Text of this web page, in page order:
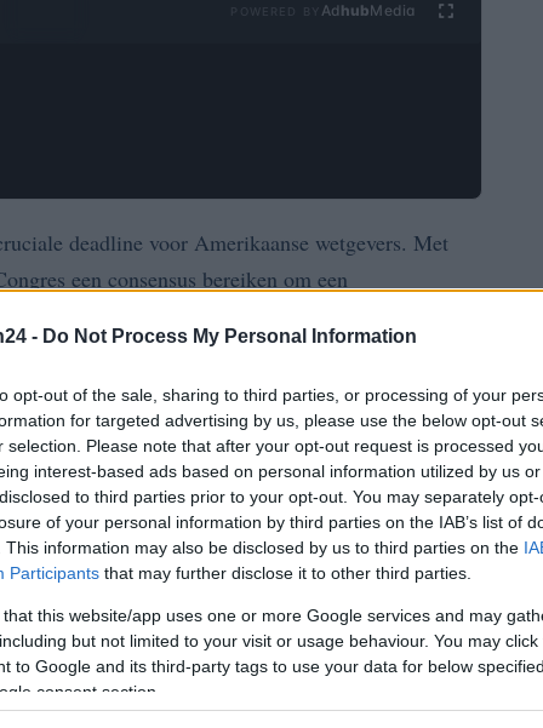
- Do Not Process My Personal Information
opt-out of the sale, sharing to third parties, or processing of your
for targeted advertising by us, please use the below opt-out
selection. Please note that after your opt-out request is processed
interest-based ads based on personal information utilized by us
to third parties prior to your opt-out. You may separately
of your personal information by third parties on the IAB’s list of
This information may also be disclosed by us to third parties on the
Participants that may further disclose it to other third parties.
that this website/app uses one or more Google services and may
but not limited to your visit or usage behaviour. You may
to Google and its third-party tags to use your data for below
consent section.
Ad hubMedia
deadline voor Amerikaanse wetgevers. Met
een consensus bereiken om een
situatie ontstaat door een
tussen de twee grote politieke partijen vereist:
op 30 september, zal de federale overheid haar
essentiële diensten blijven aanbieden.
leiden tot aanzienlijke onrust op de financiële
heeft het bureau dat verantwoordelijk is
data aangegeven dat er tijdens een shutdown
wat investeerders verder kan verontrusten.